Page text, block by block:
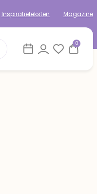
Inspiratieteksten Magazine
0